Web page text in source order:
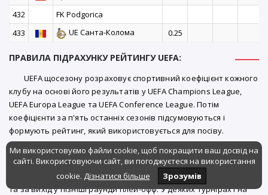
432
FK Podgorica
433
UE Санта-Колома 0.25
ПРАВИЛА ПІДРАХУНКУ РЕЙТИНГУ UEFA:
UEFA щосезону розраховує спортивний коефіцієнт кожного
клубу на основі його результатів у UEFA Champions League,
UEFA Europa League та UEFA Conference League. Потім
коефіцієнти за п'ять останніх сезонів підсумовуються і
формують рейтинг, який використовується для посіву.
У ліговому етапі та пізніших раундах клуби зазвичай
отримують 2 очки за перемогу і 1 очко за нічию. UEFA також
нараховує бонусні очки за підсумкові позиції в ліговому етапі
та за вихід у пізніші раунди плей-офф. У деяких турнірах і на
Ми використовуємо файли cookie, щоб покращити ваш досвід на
сайті. Використовуючи сайт, ви погоджуєтеся на використання
cookie. Дізнатися більше Зрозумів